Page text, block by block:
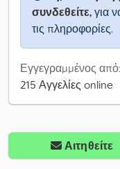
συνδεθείτε, για
τις πληροφορίες.
Εγγεγραμμένος
215 Αγγελίες online
Αιτηθείτε